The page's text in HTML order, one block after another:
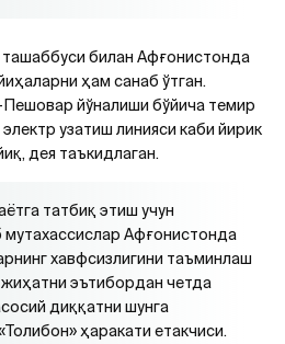
ташаббуси билан Афғонистонда
ҳам санаб ўтган.
йўналиши бўйича темир
узатиш линияси каби йирик
дея таъкидлаган.
татбиқ этиш учун
мутахассислар Афғонистонда
хавфсизлигини таъминлаш
эътибордан четда
диққатни шунга
ҳаракати етакчиси.